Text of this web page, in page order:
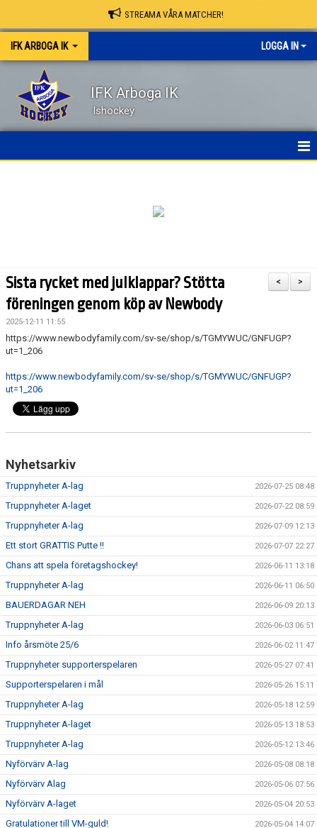
STREAMA VÅRA MATCHER!
IFK ARBOGA IK LOGGA IN
IFK Arboga IK
Ishockey
KALENDER
DOKUMENT
VÅRA LAG
MATCHER
ISSCHEMA
DEN BLÅVITA VÄGEN
BILJETTER
BLI HOCKEYDOMARE
A-LAGETS MATCHER 25/26
SVENSK HOCKEYTV
KLUBBPROFIL
SUPPORTERKLUBBEN
ENKRONASMATCH 2026
>
<
Sista rycket med julklappar? Stötta
föreningen genom köp av Newbody
2025-12-11 11:55
https://www.newbodyfamily.com/sv-se/shop/s/TGMYWUC/GNFUGP?
ut=1_206
https://www.newbodyfamily.com/sv-se/shop/s/TGMYWUC/GNFUGP?
ut=1_206
Nyhetsarkiv
Truppnyheter A-lag 2026-07-25 08:48
Truppnyheter A-laget 2026-07-22 08:59
Truppnyheter A-lag 2026-07-09 12:13
Ett stort GRATTIS Putte !! 2026-07-07 22:27
Chans att spela företagshockey! 2026-06-11 13:18
Truppnyheter A-lag 2026-06-11 06:50
BAUERDAGAR NEH 2026-06-09 20:13
Truppnyheter A-lag 2026-06-03 06:51
Info årsmöte 25/6 2026-06-02 11:47
Truppnyheter supporterspelaren 2026-05-27 07:41
Supporterspelaren i mål 2026-05-26 15:11
Truppnyheter A-lag 2026-05-18 12:59
Truppnyheter A-laget 2026-05-13 18:53
Truppnyheter A-lag 2026-05-12 13:46
Nyförvärv A-lag 2026-05-08 08:18
Nyförvärv Alag 2026-05-06 07:56
Nyförvärv A-laget 2026-05-04 20:53
Gratulationer till VM-guld! 2026-05-04 14:07